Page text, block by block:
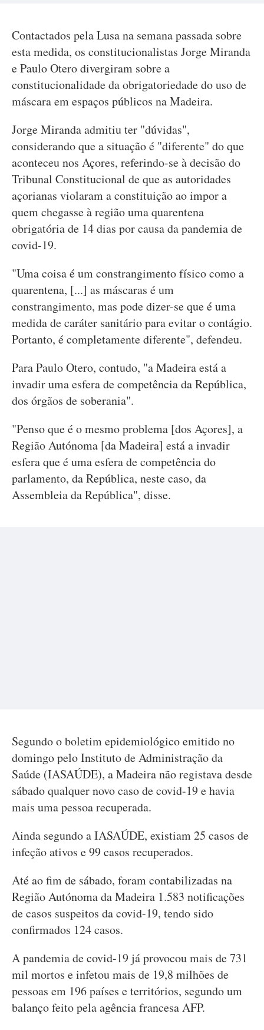
Contactados pela Lusa na semana passada sobre
esta medida, os constitucionalistas Jorge Miranda
e Paulo Otero divergiram sobre a
constitucionalidade da obrigatoriedade do uso de
máscara em espaços públicos na Madeira.
Jorge Miranda admitiu ter "dúvidas",
considerando que a situação é "diferente" do que
aconteceu nos Açores, referindo-se à decisão do
Tribunal Constitucional de que as autoridades
açorianas violaram a constituição ao impor a
quem chegasse à região uma quarentena
obrigatória de 14 dias por causa da pandemia de
covid-19.
"Uma coisa é um constrangimento físico como a
quarentena, [...] as máscaras é um
constrangimento, mas pode dizer-se que é uma
medida de caráter sanitário para evitar o contágio.
Portanto, é completamente diferente", defendeu.
Para Paulo Otero, contudo, "a Madeira está a
invadir uma esfera de competência da República,
dos órgãos de soberania".
"Penso que é o mesmo problema [dos Açores], a
Região Autónoma [da Madeira] está a invadir
esfera que é uma esfera de competência do
parlamento, da República, neste caso, da
Assembleia da República", disse.
Segundo o boletim epidemiológico emitido no
domingo pelo Instituto de Administração da
Saúde (IASAÚDE), a Madeira não registava desde
sábado qualquer novo caso de covid-19 e havia
mais uma pessoa recuperada.
Ainda segundo a IASAÚDE, existiam 25 casos de
infeção ativos e 99 casos recuperados.
Até ao fim de sábado, foram contabilizadas na
Região Autónoma da Madeira 1.583 notificações
de casos suspeitos da covid-19, tendo sido
confirmados 124 casos.
A pandemia de covid-19 já provocou mais de 731
mil mortos e infetou mais de 19,8 milhões de
pessoas em 196 países e territórios, segundo um
balanço feito pela agência francesa AFP.